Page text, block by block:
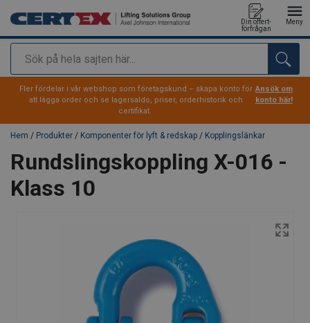
Sök
Din offert-
förfrågan
Meny
tillagd i varukorg
Fler fördelar i vår webshop som företagskund – skapa konto för
att lägga order och se lagersaldo, priser, orderhistorik och
certifikat.
Ansök om
konto här!
Hem / Produkter / Komponenter för lyft & redskap / Kopplingslänkar
Rundslingskoppling X-016 -
Klass 10